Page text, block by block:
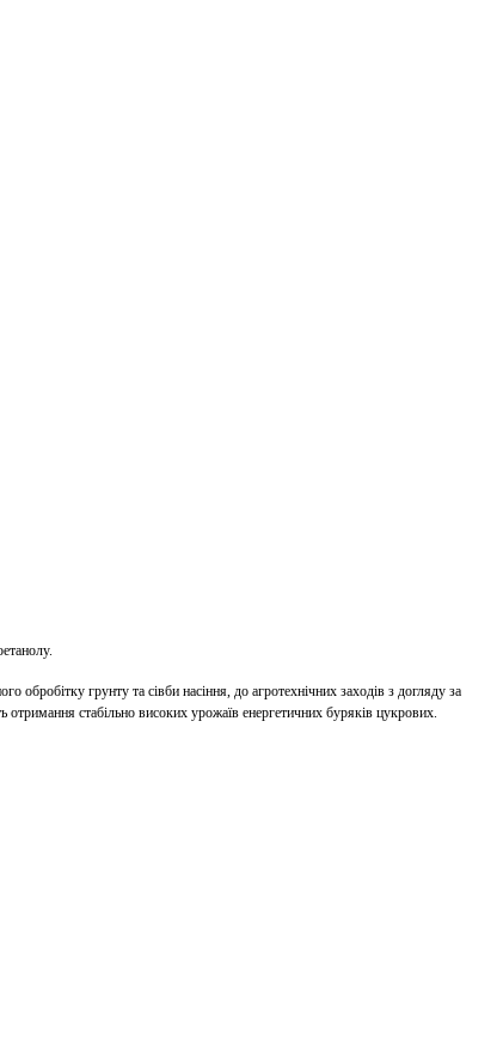
грунту та сівби насіння, до агротехнічних заходів з догляду за
отримання стабільно високих урожаїв енергетичних буряків цукрових.